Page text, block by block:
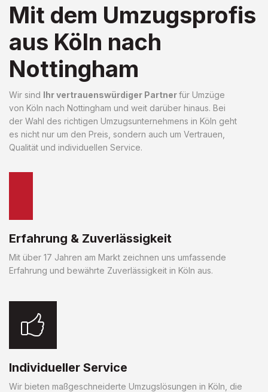
Mit dem Umzugsprofis
aus Köln nach
Nottingham
Wir sind Ihr vertrauenswürdiger Partnerfür Umzüge
von Köln nach Nottingham und weit darüber hinaus. Bei
der Wahl des richtigen Umzugsunternehmens in Köln geht
es nicht nur um den Preis, sondern auch um Vertrauen,
Qualität und individuellen Service.
Erfahrung & Zuverlässigkeit
Mit über 17 Jahren am Markt zeichnen uns umfassende
Erfahrung und bewährte Zuverlässigkeit in Köln aus.
Individueller Service
Wir bieten maßgeschneiderte Umzugslösungen in Köln, die